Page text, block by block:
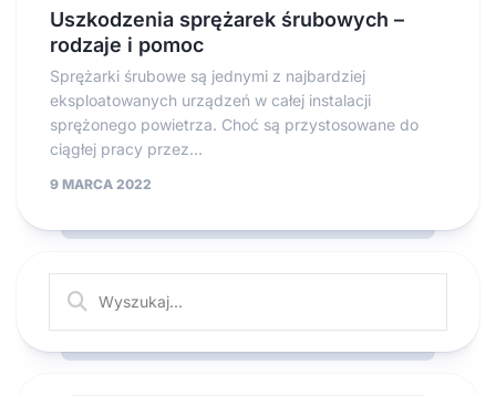
Uszkodzenia sprężarek śrubowych –
rodzaje i pomoc
Sprężarki śrubowe są jednymi z najbardziej
eksploatowanych urządzeń w całej instalacji
sprężonego powietrza. Choć są przystosowane do
ciągłej pracy przez...
9 MARCA 2022